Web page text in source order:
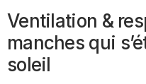
Ventilation &
manches qui
soleil